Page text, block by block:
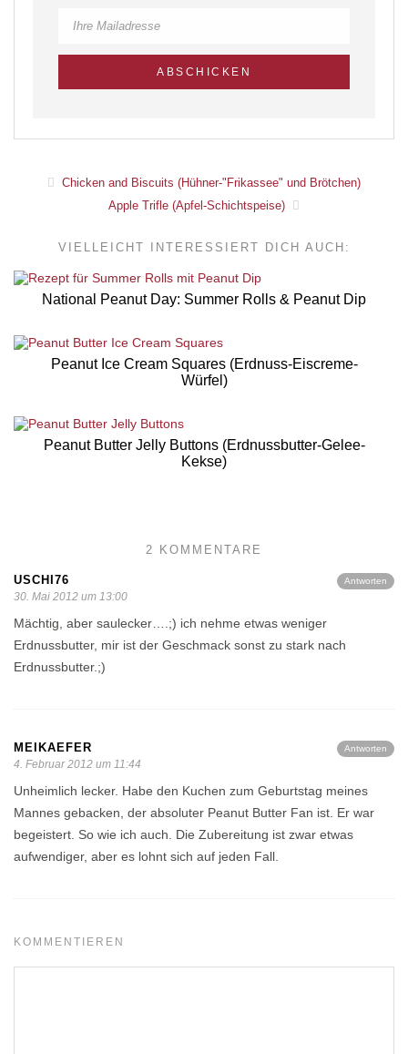
Chicken and Biscuits (Hühner-"Frikassee" und Brötchen)
Apple Trifle (Apfel-Schichtspeise)
VIELLEICHT INTERESSIERT DICH AUCH:
National Peanut Day: Summer Rolls & Peanut Dip
Peanut Ice Cream Squares (Erdnuss-Eiscreme-
Würfel)
Peanut Butter Jelly Buttons (Erdnussbutter-Gelee-
Kekse)
2 KOMMENTARE
Antworten
USCHI76
30. Mai 2012 um 13:00
Mächtig, aber saulecker….;) ich nehme etwas weniger
Erdnussbutter, mir ist der Geschmack sonst zu stark nach
Erdnussbutter.;)
Antworten
MEIKAEFER
4. Februar 2012 um 11:44
Unheimlich lecker. Habe den Kuchen zum Geburtstag meines
Mannes gebacken, der absoluter Peanut Butter Fan ist. Er war
begeistert. So wie ich auch. Die Zubereitung ist zwar etwas
aufwendiger, aber es lohnt sich auf jeden Fall.
KOMMENTIEREN